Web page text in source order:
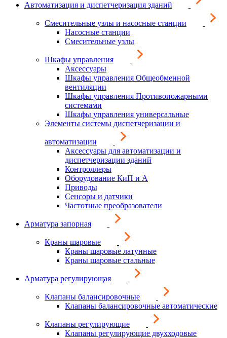
Автоматизация и диспетчеризация зданий
Смесительные узлы и насосные станции
Насосные станции
Смесительные узлы
Шкафы управления
Аксессуары
Шкафы управления Общеобменной
вентиляции
Шкафы управления Противопожарными
системами
Шкафы управления универсальные
Элементы системы диспетчеризации и
автоматизации
Аксессуары для автоматизации и
диспетчеризации зданий
Контроллеры
Оборудование КиП и А
Приводы
Сенсоры и датчики
Частотные преобразователи
Арматура запорная
Краны шаровые
Краны шаровые латунные
Краны шаровые стальные
Арматура регулирующая
Клапаны балансировочные
Клапаны балансировочные автоматические
Клапаны регулирующие
Клапаны регулирующие двухходовые